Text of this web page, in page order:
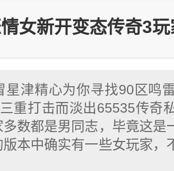
女新开变态传奇3
星津精心为你寻找90区鸣
重打击而淡出65535传奇
数都是男同志，毕竟这是
本中确实有一些女玩家，